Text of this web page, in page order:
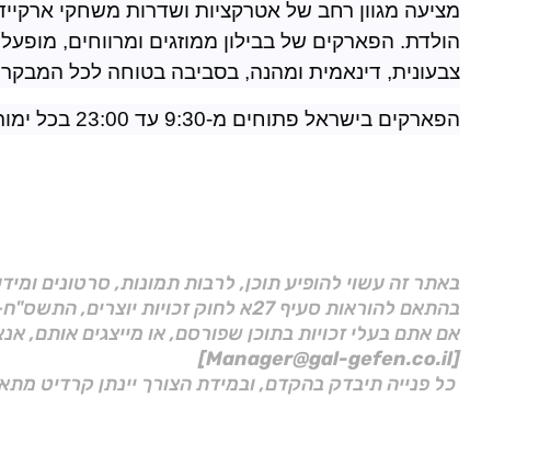
הולדת. הפארקים של בבילון ממוזגים ומרווחים,
צבעונית, דינאמית ומהנה, בסביבה בטוחה לכל
הפארקים בישראל פתוחים מ-9:30 עד 23:00 בכל ימות השבוע (מומלץ להתעדכן באתר).
באתר זה עשוי להופיע תוכן, לרבות תמונות, סרטונים
בהתאם להוראות סעיף 27א לחוק זכויות יוצרים, התשס"ח–2007.
אם אתם בעלי זכויות בתוכן שפורסם, או מייצגים אותם,
[Manager@gal-gefen.co.il]
כל פנייה תיבדק בהקדם, ובמידת הצורך יינתן קרדיט